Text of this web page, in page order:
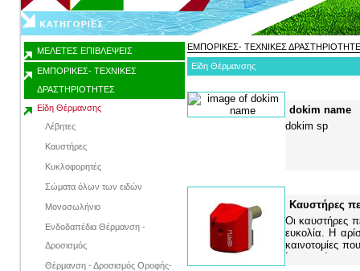
ΕΜΠΟΡΙΚΕΣ- ΤΕΧΝΙΚΕΣ
Είδη Θέρμανσης
dokim name
dokim sp
Καυστήρες
Οι καυστήρες
ευκολία. Η
καινοτομίες
λειτουργία
ΜΕΛΕΤΕΣ ΕΠΙΒΛΕΨΕΙΣ
ΕΜΠΟΡΙΚΕΣ- ΤΕΧΝΙΚΕΣ
ΔΡΑΣΤΗΡΙΟΤΗΤΕΣ
Είδη Θέρμανσης
Λέβητες
Καυστήρες
Κυκλοφορητές
Σώματα όλων των ειδών
Μονοσωλήνιο
Ενδοδαπέδια Θέρμανση -
Δροσισμός
Θέρμανση - Δροσισμός Οροφής-